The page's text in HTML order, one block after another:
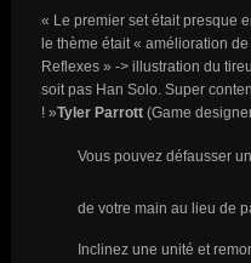
« Le premier set était presque
le thème était « amélioration
Reflexes » -> illustration du
soit pas Han Solo. Super
! »Tyler Parrott(Game
Vous pouvez défausser
de votre main au lieu de
Inclinez une unité et